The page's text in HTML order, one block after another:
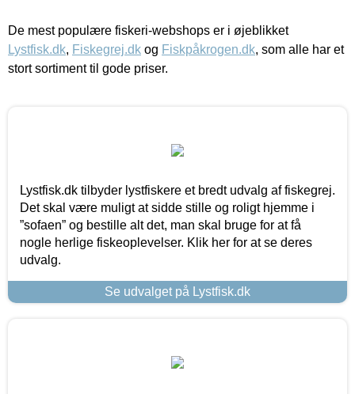
De mest populære fiskeri-webshops er i øjeblikket
Lystfisk.dk, Fiskegrej.dk og Fiskpåkrogen.dk, som alle har et
stort sortiment til gode priser.
Lystfisk.dk tilbyder lystfiskere et bredt udvalg af fiskegrej.
Det skal være muligt at sidde stille og roligt hjemme i
”sofaen” og bestille alt det, man skal bruge for at få
nogle herlige fiskeoplevelser. Klik her for at se deres
udvalg.
Se udvalget på Lystfisk.dk